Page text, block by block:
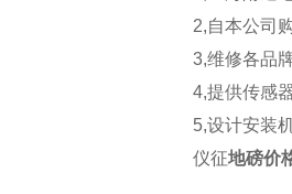
2,自本公司
3,维修各品
4,提供传感
5,设计安装
仪征地磅价